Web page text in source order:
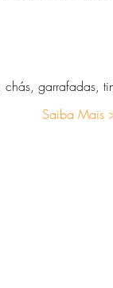
garrafadas,
Saiba Mais